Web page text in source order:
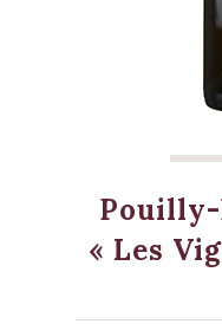
Pouilly-
« Les